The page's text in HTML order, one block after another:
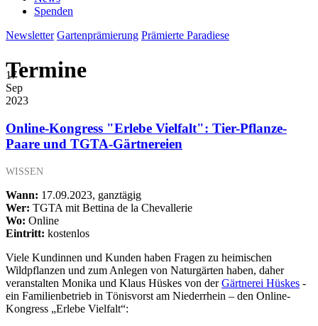
Spenden
Newsletter Gartenprämierung Prämierte Paradiese
Termine
17
Sep
2023
Online-Kongress "Erlebe Vielfalt": Tier-Pflanze-
Paare und TGTA-Gärtnereien
WISSEN
Wann: 17.09.2023, ganztägig
Wer: TGTA mit Bettina de la Chevallerie
Wo: Online
Eintritt: kostenlos
Viele Kundinnen und Kunden haben Fragen zu heimischen
Wildpflanzen und zum Anlegen von Naturgärten haben, daher
veranstalten Monika und Klaus Hüskes von derGärtnerei Hüskes -
ein Familienbetrieb in Tönisvorst am Niederrhein – den Online-
Kongress „Erlebe Vielfalt“: